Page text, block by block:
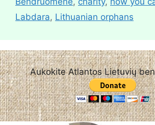
Labdara, Lithuanian orphans
Aukokite Atlantos Lietuvių